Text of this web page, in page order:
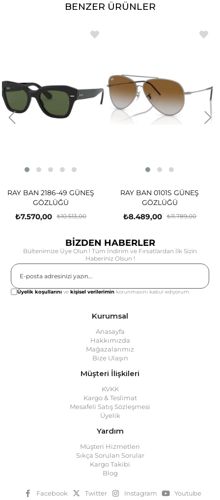
BENZER ÜRÜNLER
RAY BAN 0101S GÜNEŞ
₺8.489,00 ₺11.789,00
RAY BAN 2241-51
₺7.132,00
BİZDEN HABERLER
Bültenimize Üye Olun ! Tüm İndirim ve Fırsatlardan İlk Sizin
Haberiniz Olsun !
Üyelik koşullarını vekişisel verilerimin korunmasını kabul ediyorum.
Kurumsal
Anasayfa
Hakkımızda
Mağazalarımız
Bize Ulaşın
Müşteri İlişkileri
KVKK
Kargo & Teslimat
Mesafeli Satış Sözleşmesi
Üyelik
Yardım
Müşteri Hizmetleri
Sıkça Sorulan Sorular
Kargo Takibi
Blog
Facebook Twitter Instagram Youtube